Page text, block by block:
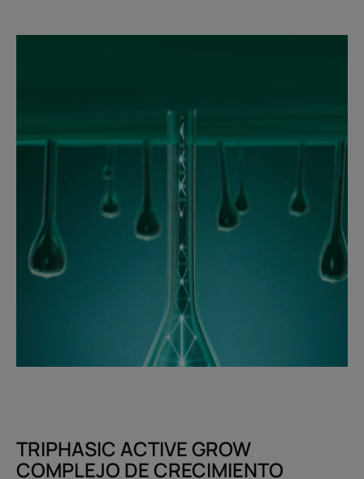
TRIPHASIC ACTIVE GROW
COMPLEJO DE CRECIMIENTO